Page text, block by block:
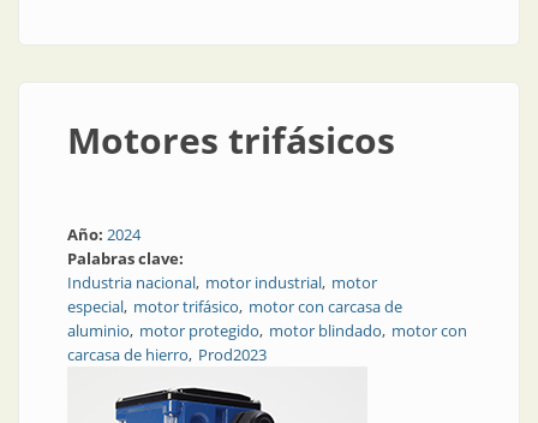
Motores trifásicos
Año: 2024
Palabras clave:
Industria nacional motor industrial motor
especial motor trifásico motor con carcasa de
aluminio motor protegido motor blindado motor con
carcasa de hierro Prod2023